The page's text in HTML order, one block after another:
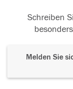
Schreiben
Melden Sie